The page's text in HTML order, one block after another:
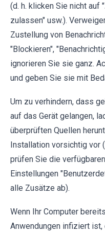
(d. h. klicken Sie nicht auf
zulassen" usw.).
Zustellung von
"Blockieren",
ignorieren Sie sie ganz.
und geben Sie sie mit
Um zu verhindern, dass
auf das Gerät gelangen,
überprüften Quellen
Installation vorsichtig vor
prüfen Sie die
Einstellungen
alle Zusätze ab).
Wenn Ihr Computer
Anwendungen infiziert